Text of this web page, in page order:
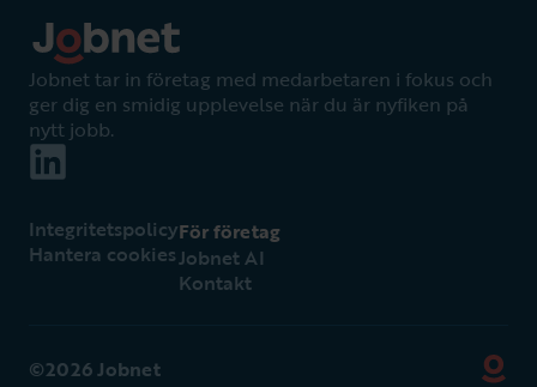
Jobnet tar in företag med medarbetaren i fokus och
ger dig en smidig upplevelse när du är nyfiken på
nytt jobb.
Integritetspolicy
Hantera cookies
För företag
Jobnet AI
Kontakt
©2026 Jobnet